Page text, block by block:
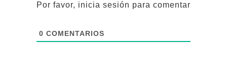
Por favor, inicia sesión para comentar
0 COMENTARIOS